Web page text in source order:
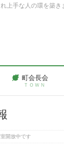
上手な人の環を築き
町会長会
ＴＯＷＮ
開放中です